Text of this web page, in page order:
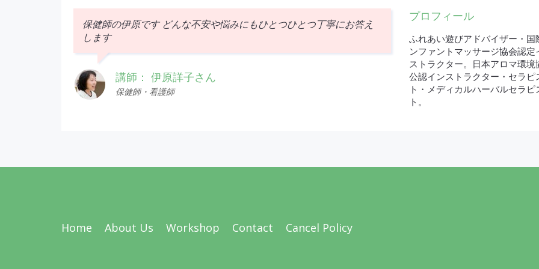
保健師の伊原です どんな不安や悩みにもひとつひとつ丁寧にお答え
します
講師： 伊原詳子さん
保健師・看護師
プロフィール
ふれあい遊びアドバイザー・国
ンファントマッサージ協会認定
ストラクター。日本アロマ環境
公認インストラクター・セラピ
ト・メディカルハーバルセラピ
ト。
Home About Us Workshop Contact Cancel Policy